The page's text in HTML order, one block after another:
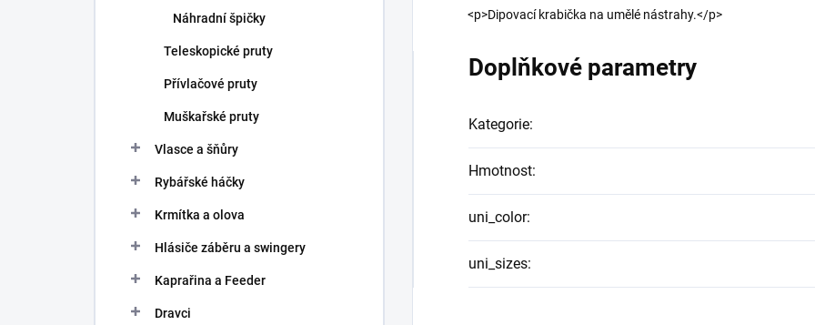
Náhradní špičky
Teleskopické pruty
Přívlačové pruty
Muškařské pruty
Vlasce a šňůry
Rybářské háčky
Krmítka a olova
Hlásiče záběru a swingery
Kaprařina a Feeder
Dravci
<p>Dipovací krabička na umělé nástrahy.</p>
Doplňkové parametry
Kategorie:
Hmotnost:
uni_color:
uni_sizes: